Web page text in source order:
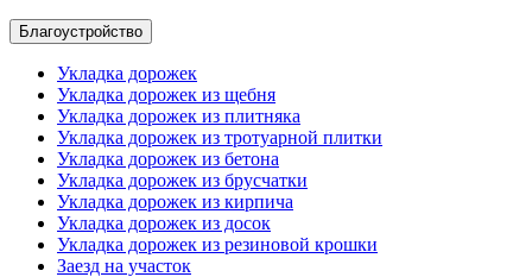
Благоустройство
Укладка дорожек
Укладка дорожек из щебня
Укладка дорожек из плитняка
Укладка дорожек из тротуарной плитки
Укладка дорожек из бетона
Укладка дорожек из брусчатки
Укладка дорожек из кирпича
Укладка дорожек из досок
Укладка дорожек из резиновой крошки
Заезд на участок